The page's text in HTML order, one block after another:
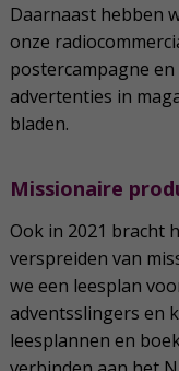
Daarnaast hebben
onze
postercampagne
advertenties in
bladen.
Missionaire
Ook in 2021 bracht
verspreiden van
we een leesplan
adventsslingers en
leesplannen en